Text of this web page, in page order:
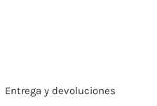
Entrega y devoluciones